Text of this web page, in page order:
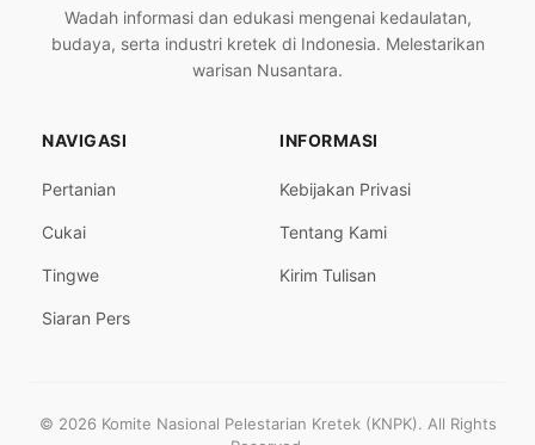
Wadah informasi dan edukasi mengenai kedaulatan,
budaya, serta industri kretek di Indonesia. Melestarikan
warisan Nusantara.
NAVIGASI
Pertanian
Cukai
Tingwe
Siaran Pers
INFORMASI
Kebijakan Privasi
Tentang Kami
Kirim Tulisan
© 2026 Komite Nasional Pelestarian Kretek (KNPK). All Rights